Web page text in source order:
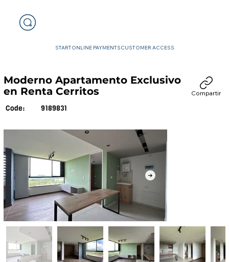
STARTONLINE PAYMENTSCUSTOMER ACCESS
Moderno Apartamento Exclusivo
en Renta Cerritos
Code: 9189831
Compartir